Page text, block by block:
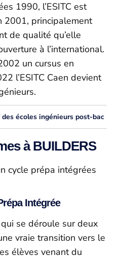
1990, l’ESITC est
2001, principalement
de qualité qu’elle
à l’international.
un cursus en
l’ESITC Caen devient
écoles ingénieurs post-bac
à BUILDERS
cycle prépa intégrées
Intégrée
se déroule sur deux
vraie transition vers le
élèves venant du